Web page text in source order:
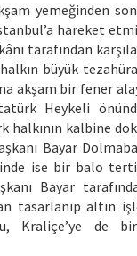
yemeğinden
hareket
tarafından
büyük
akşam bir fener
Heykeli
halkının kalbine
Bayar
ise bir balo
Bayar
tasarlanıp altın
Kraliçe’ye de